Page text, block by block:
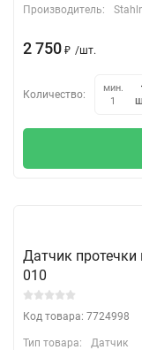
Производитель:
2 750 ₽ /шт.
Количество:
мин.
1
Датчик
010
Код товара: 7724998
Тип товара:
Датчик